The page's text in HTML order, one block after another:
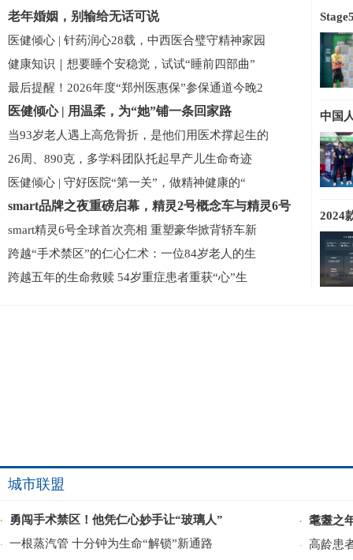
总忍不住管
当古都厚土
戴OK镜或
一座城与一
政治觉悟是
鼓震共渠
中之杰斩获
淮安浪里马
郑州招商城
总忍不住管
老年婚姻，别输给无话可说
医健倾心 | 针药润心28载，中西医合璧守精神家园
健康知识｜想要睡个安稳觉，试试“睡前四部曲”
最后提醒！2026年度“郑州医惠保”参保通道今晚2
医健倾心 | 用温柔，为“她”铺一条回家路
当93岁老人遇上高危骨折，是他们用医术撑起生的
26周、890克，多学科团队托起早产儿生命奇迹
医健倾心 | 守好医院“第一关”，做精神健康的“
smart品牌之夜重磅启幕，精灵2号概念车与精灵6号
smart精灵6号全球首次亮相 重塑豪华掀背轿车新
跨越“手术禁区”的仁心仁术：一位84岁老人的生
跨越五年的生命救赎 54岁重症患者重获“心”生
中国
2024
城市联盟
· 勇闯手术禁区！他凭仁心妙手让“玻璃人”
· 一根蒸汽管 十分钟为生命“解锁”新通路
· 耄耋之
· 高龄患